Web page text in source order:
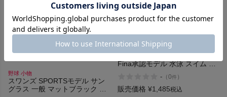
野球 小物
スワンズ SPORTSモデル サン
グラス 一般 マットブラック 高
【10%OFF】水泳 スイム キャップ 帽子
スワンズ シリコーンキャップ
Fina承認モデル 水泳 スイム キ
- （0件 ）
販売価格 ¥1,485税込